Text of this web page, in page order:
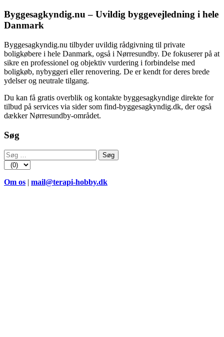
Byggesagkyndig.nu – Uvildig byggevejledning i hele
Danmark
Byggesagkyndig.nu tilbyder uvildig rådgivning til private
boligkøbere i hele Danmark, også i Nørresundby. De fokuserer på at
sikre en professionel og objektiv vurdering i forbindelse med
boligkøb, nybyggeri eller renovering. De er kendt for deres brede
ydelser og neutrale tilgang.
Du kan få gratis overblik og kontakte byggesagkyndige direkte for
tilbud på services via sider som find-byggesagkyndig.dk, der også
dækker Nørresundby-området.
Søg
Søg
efter:
Om os | mail@terapi-hobby.dk